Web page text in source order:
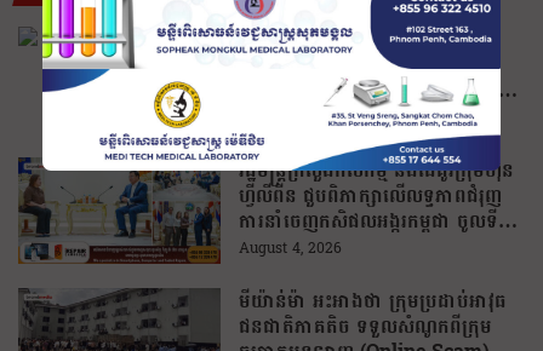
ជប៉ុន គ្រោងផ្តល់ឧបករណ៍កែច្នៃកាក
សំណល់ដល់ខេត្តបាត់ដំបង ដើម្បីជួយ
លើកកម្ពស់ប្រសិទ្ធភាពនៃការគ្រប់គ្រង
August 7, 2026
រដ្ឋមន្រ្តីក្រសួងកសិកម្ម និងដៃគូរក្រុមហ៊ុន
ហ្វីលីពីន ជួបពិភាក្សាលើលទ្ធភាពជំរុញ
ការនាំចេញកសិផលអង្ករកម្ពុជា ចូលទី
ផ្សារហ្វីលីពីន
August 4, 2026
មីយ៉ាន់ម៉ា អះអាងថា ក្រុមប្រដាប់អាវុធ
ជនជាតិភាគតិច ទទួលសំណូកពីក្រុម